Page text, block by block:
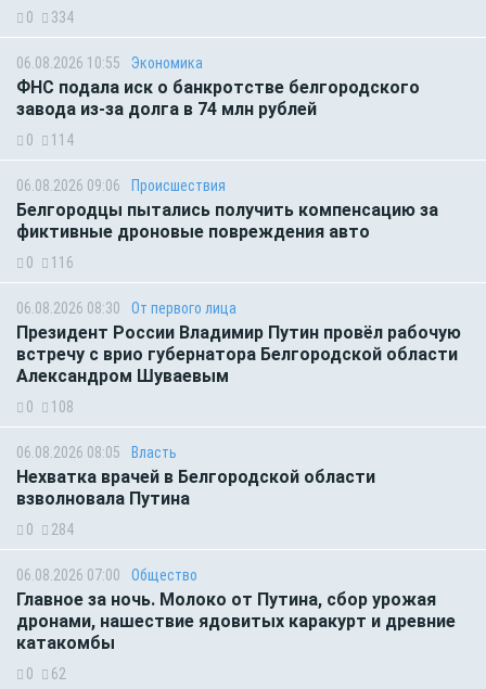
0 334
06.08.2026 10:55 Экономика
ФНС подала иск о банкротстве белгородского
завода из-за долга в 74 млн рублей
0 114
06.08.2026 09:06 Происшествия
Белгородцы пытались получить компенсацию за
фиктивные дроновые повреждения авто
0 116
06.08.2026 08:30 От первого лица
Президент России Владимир Путин провёл рабочую
встречу с врио губернатора Белгородской области
Александром Шуваевым
0 108
06.08.2026 08:05 Власть
Нехватка врачей в Белгородской области
взволновала Путина
0 284
06.08.2026 07:00 Общество
Главное за ночь. Молоко от Путина, сбор урожая
дронами, нашествие ядовитых каракурт и древние
катакомбы
0 62